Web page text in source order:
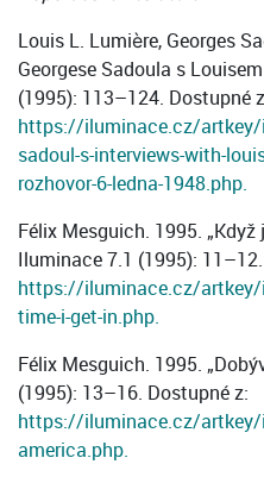
Louis L. Lumière, Georges
Georgese Sadoula s
(1995): 113–124. Dostupné
https://iluminace.cz/artkey/
sadoul-s-interviews-with-
rozhovor-6-ledna-1948.php.
Félix Mesguich. 1995.
Iluminace 7.1 (1995):
https://iluminace.cz/artkey/
time-i-get-in.php.
Félix Mesguich. 1995.
(1995): 13–16. Dostupné z:
https://iluminace.cz/artkey/
america.php.